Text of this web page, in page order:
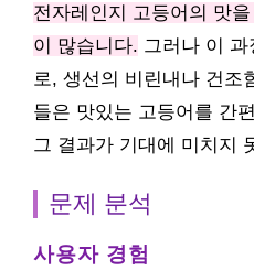
전자레인지 고등어의 맛
이 많습니다. 그러나 이
로, 생선의 비린내나 건조
들은 맛있는 고등어를 간
그 결과가 기대에 미치지
문제 분석
사용자 경험